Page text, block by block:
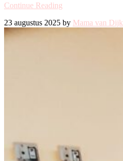
Continue Reading
23 augustus 2025 by Mama van Dijk